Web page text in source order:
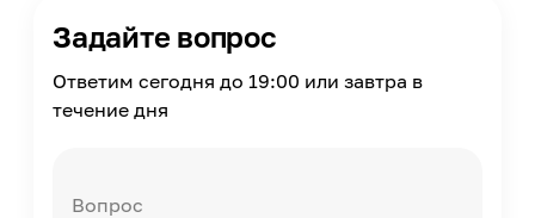
Задайте вопрос
Ответим сегодня до 19:00 или завтра в
течение дня
Вопрос